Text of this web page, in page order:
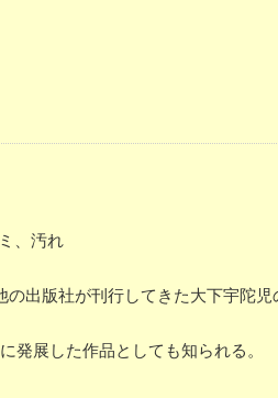
、汚れ
出版社が刊行してきた大下宇陀児
発展した作品としても知られる。